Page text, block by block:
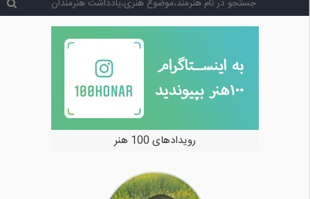
خرید و فروش آثار هنری